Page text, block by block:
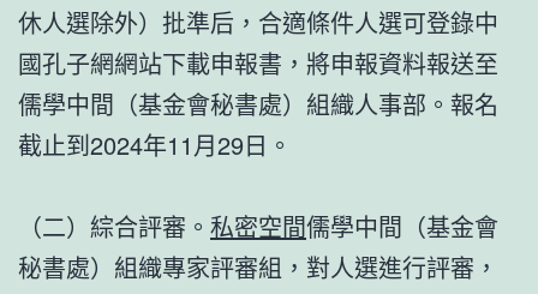
休人選除外）批準后，合適條件人選可登錄中
國孔子網網站下載申報書，將申報資料報送至
儒學中間（基金會秘書處）組織人事部。報名
截止到2024年11月29日。
（二）綜合評審。 私密空間儒學中間（基金會
秘書處）組織專家評審組，對人選進行評審，